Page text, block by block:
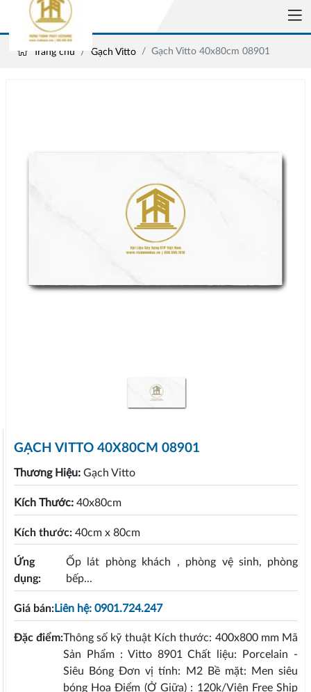
Trang chủ Gạch Vitto Gạch Vitto 40x80cm 08901
GẠCH VITTO 40X80CM 08901
Thương Hiệu: Gạch Vitto
Kích Thước: 40x80cm
Kích thước: 40cm x 80cm
Ứng
dụng:
Ốp lát phòng khách , phòng vệ sinh, phòng
bếp...
Giá bán:Liên hệ: 0901.724.247
Đặc điểm:Thông số kỹ thuật Kích thước: 400x800 mm Mã
Sản Phẩm : Vitto 8901 Chất liệu: Porcelain -
Siêu Bóng Đơn vị tính: M2 Bề mặt: Men siêu
bóng Hoa Điểm (Ở Giữa) : 120k/Viên Free Ship